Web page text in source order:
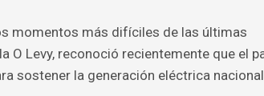
momentos más difíciles de las últimas
O Levy, reconoció recientemente que el
sostener la generación eléctrica